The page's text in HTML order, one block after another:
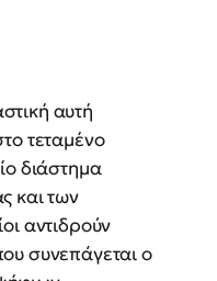
αυτή
τεταμένο
διάστημα
και των
αντιδρούν
συνεπάγεται ο